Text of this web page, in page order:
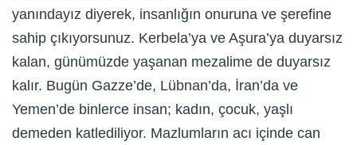
yanındayız diyerek, insanlığın onuruna ve şerefine
sahip çıkıyorsunuz. Kerbela’ya ve Aşura’ya duyarsız
kalan, günümüzde yaşanan mezalime de duyarsız
kalır. Bugün Gazze’de, Lübnan’da, İran’da ve
Yemen’de binlerce insan; kadın, çocuk, yaşlı
demeden katlediliyor. Mazlumların acı içinde can